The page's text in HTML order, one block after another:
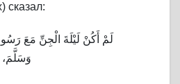
сказал:
لَمْ أَكُنْ لَيْلَةَ الْجِنِّ مَعَ